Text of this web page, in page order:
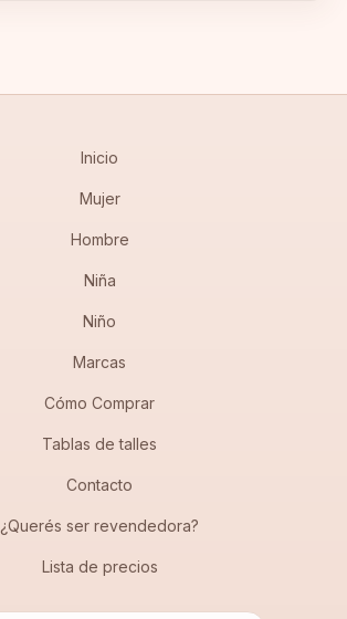
Inicio
Mujer
Hombre
Niña
Niño
Marcas
Cómo Comprar
Tablas de talles
Contacto
¿Querés ser revendedora?
Lista de precios